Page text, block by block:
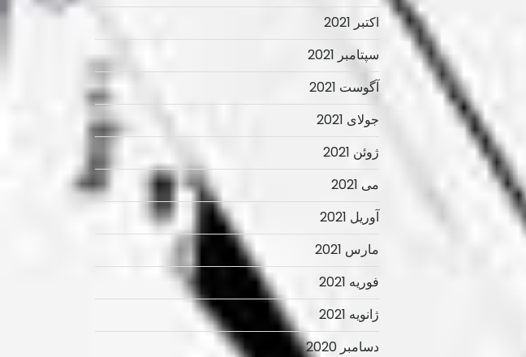
اکتبر 2021
سپتامبر 2021
آگوست 2021
جولای 2021
ژوئن 2021
می 2021
آوریل 2021
مارس 2021
فوریه 2021
ژانویه 2021
دسامبر 2020